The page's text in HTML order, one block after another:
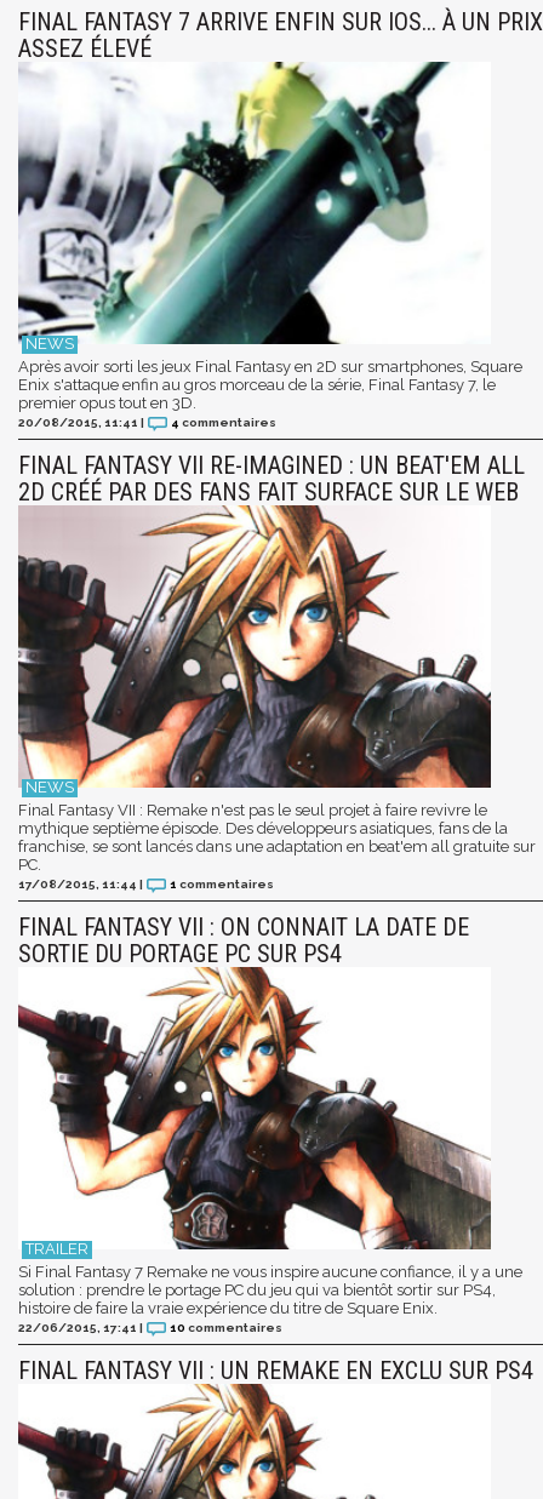
FINAL FANTASY 7 ARRIVE ENFIN SUR IOS... À UN PRIX
ASSEZ ÉLEVÉ
Après avoir sorti les jeux Final Fantasy en 2D sur smartphones, Square
Enix s'attaque enfin au gros morceau de la série, Final Fantasy 7, le
premier opus tout en 3D.
20/08/2015, 11:41 | 4 commentaires
FINAL FANTASY VII RE-IMAGINED : UN BEAT'EM ALL
2D CRÉÉ PAR DES FANS FAIT SURFACE SUR LE WEB
Final Fantasy VII : Remake n'est pas le seul projet à faire revivre le
mythique septième épisode. Des développeurs asiatiques, fans de la
franchise, se sont lancés dans une adaptation en beat'em all gratuite sur
PC.
17/08/2015, 11:44 | 1 commentaires
FINAL FANTASY VII : ON CONNAIT LA DATE DE
SORTIE DU PORTAGE PC SUR PS4
Si Final Fantasy 7 Remake ne vous inspire aucune confiance, il y a une
solution : prendre le portage PC du jeu qui va bientôt sortir sur PS4,
histoire de faire la vraie expérience du titre de Square Enix.
22/06/2015, 17:41 10 commentaires
FINAL FANTASY VII : UN REMAKE EN EXCLU SUR PS4